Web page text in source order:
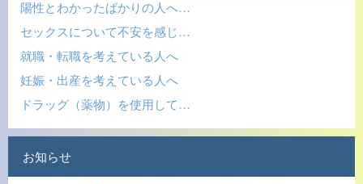
陽性とわかったばかりの人へ…
セックスについて不安を感じ…
就職・転職を考えている人へ
妊娠・出産を考えている人へ
ドラッグ（薬物）を使用して…
お知らせ